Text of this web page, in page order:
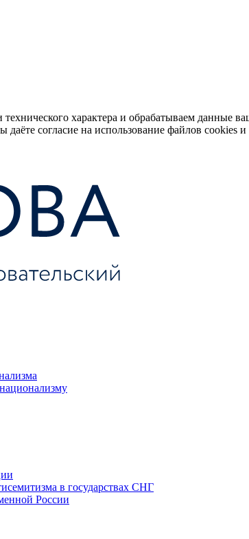
характера и обрабатываем данные
согласие на использование файлов cookies
в государствах СНГ
России